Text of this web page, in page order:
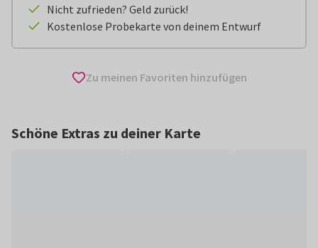
Nicht zufrieden? Geld zurück!
Kostenlose Probekarte von deinem Entwurf
Zu meinen Favoriten hinzufügen
Schöne Extras zu deiner Karte